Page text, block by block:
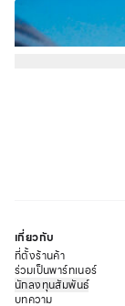
เกี่ยวกับ
ที่ตั้งร้านค้า
ร่วมเป็นพาร์ทเนอร์
นักลงทุนสัมพันธ์
บทความ